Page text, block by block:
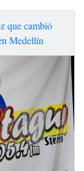
que cambió
Medellín